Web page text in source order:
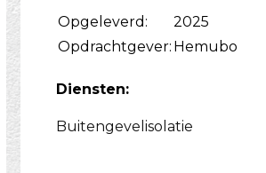
Opgeleverd:
2025
Opdrachtgever: Hemubo
Diensten:
Buitengevelisolatie